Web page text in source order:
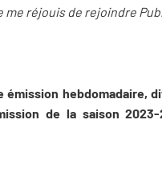
réjouis de rejoindre
émission hebdomadaire,
de la saison